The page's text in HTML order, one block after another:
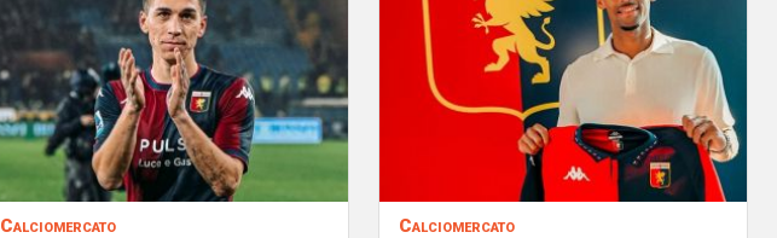
Calciomercato Calciomercato